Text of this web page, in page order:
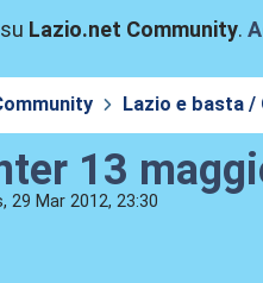
Lazio.net Community.
Lazio e basta /
13
29 Mar 2012, 23:30